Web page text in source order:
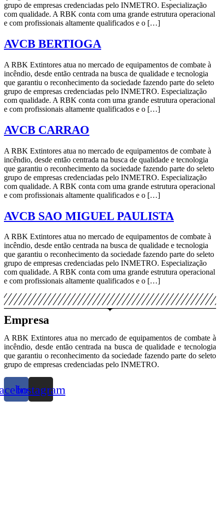
grupo de empresas credenciadas pelo INMETRO. Especialização
com qualidade. A RBK conta com uma grande estrutura operacional
e com profissionais altamente qualificados e o […]
AVCB BERTIOGA
A RBK Extintores atua no mercado de equipamentos de combate à
incêndio, desde então centrada na busca de qualidade e tecnologia
que garantiu o reconhecimento da sociedade fazendo parte do seleto
grupo de empresas credenciadas pelo INMETRO. Especialização
com qualidade. A RBK conta com uma grande estrutura operacional
e com profissionais altamente qualificados e o […]
AVCB CARRAO
A RBK Extintores atua no mercado de equipamentos de combate à
incêndio, desde então centrada na busca de qualidade e tecnologia
que garantiu o reconhecimento da sociedade fazendo parte do seleto
grupo de empresas credenciadas pelo INMETRO. Especialização
com qualidade. A RBK conta com uma grande estrutura operacional
e com profissionais altamente qualificados e o […]
AVCB SAO MIGUEL PAULISTA
A RBK Extintores atua no mercado de equipamentos de combate à
incêndio, desde então centrada na busca de qualidade e tecnologia
que garantiu o reconhecimento da sociedade fazendo parte do seleto
grupo de empresas credenciadas pelo INMETRO. Especialização
com qualidade. A RBK conta com uma grande estrutura operacional
e com profissionais altamente qualificados e o […]
Empresa
A RBK Extintores atua no mercado de equipamentos de combate à
incêndio, desde então centrada na busca de qualidade e tecnologia
que garantiu o reconhecimento da sociedade fazendo parte do seleto
grupo de empresas credenciadas pelo INMETRO.
Instagram